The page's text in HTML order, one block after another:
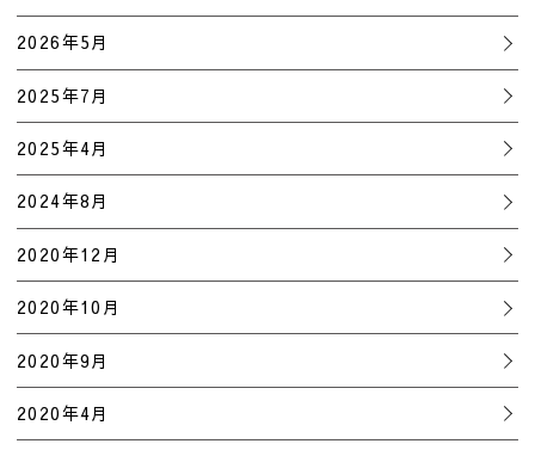
2026年5月
2025年7月
2025年4月
2024年8月
2020年12月
2020年10月
2020年9月
2020年4月